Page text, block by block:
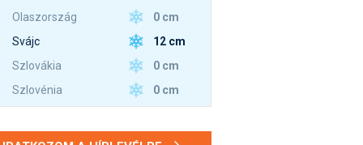
Olaszország
0 cm
Svájc
12 cm
Szlovákia
0 cm
Szlovénia
0 cm